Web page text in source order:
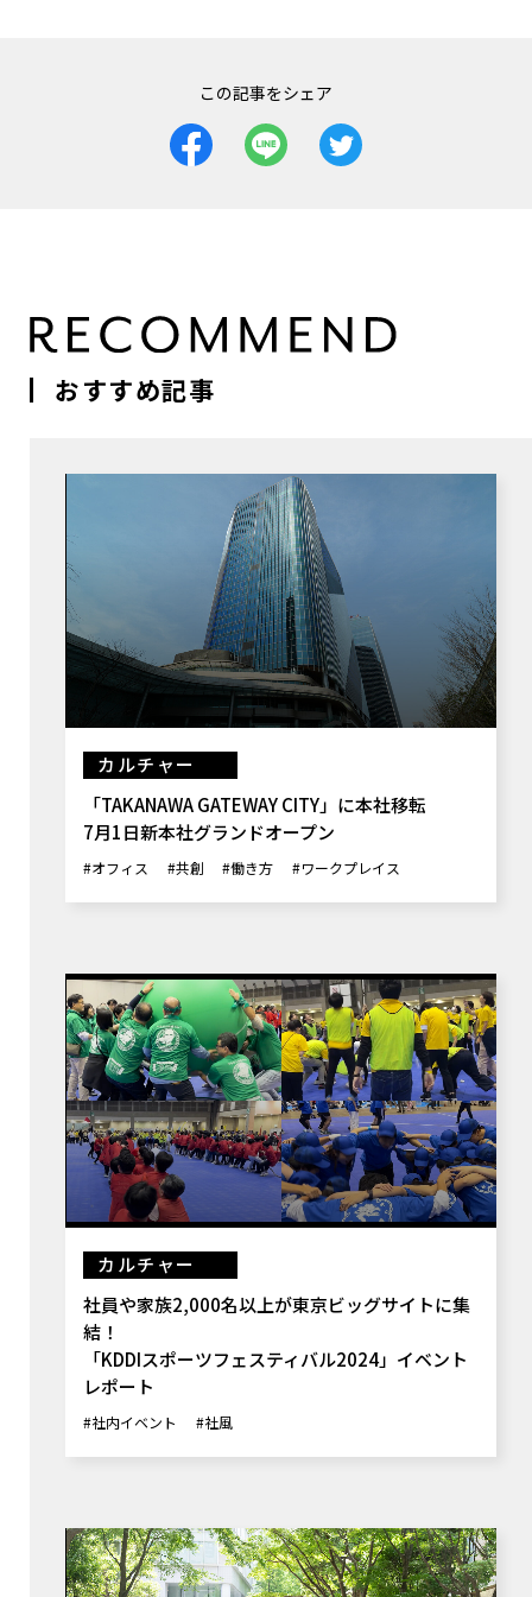
この記事をシェア
おすすめ記事
カルチャー
「TAKANAWA GATEWAY CITY」に本社移転
7月1日新本社グランドオープン
#オフィス #共創 #働き方 #ワークプレイス
カルチャー
社員や家族2,000名以上が東京ビッグサイトに集
結！
「KDDIスポーツフェスティバル2024」イベント
レポート
#社内イベント #社風